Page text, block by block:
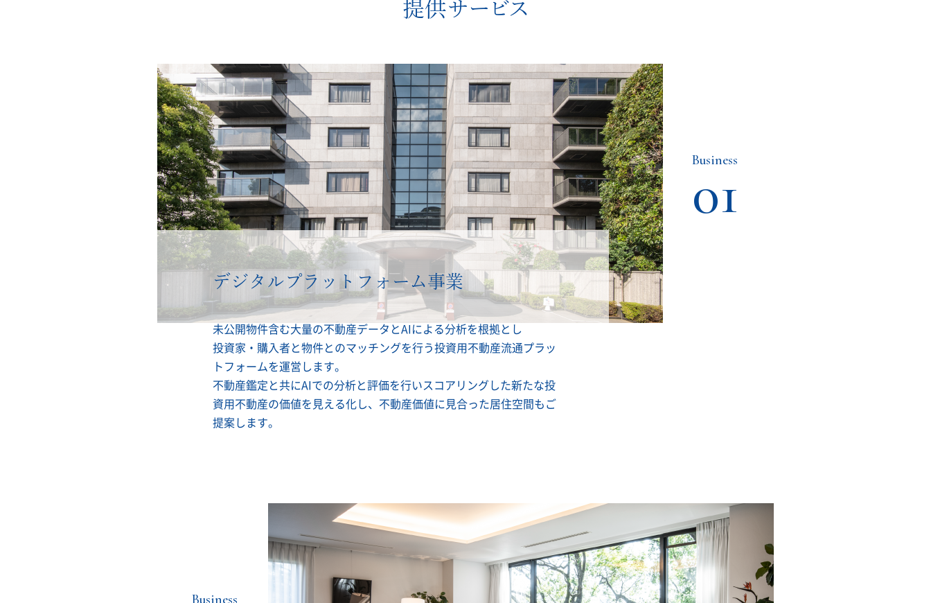
提供サービス
Business
01
デジタルプラットフォーム事業
未公開物件含む大量の不動産データとAIによる分析を根拠とし
投資家・購入者と物件とのマッチングを行う投資用不動産流通プラッ
トフォームを運営します。
不動産鑑定と共にAIでの分析と評価を行いスコアリングした新たな投
資用不動産の価値を見える化し、不動産価値に見合った居住空間もご
提案します。
Business